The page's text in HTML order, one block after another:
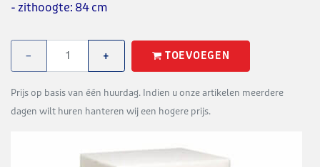
- zithoogte: 84 cm
− + TOEVOEGEN
Prijs op basis van één huurdag. Indien u onze artikelen meerdere
dagen wilt huren hanteren wij een hogere prijs.